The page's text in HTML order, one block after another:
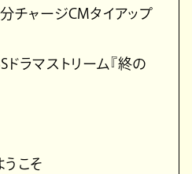
チャージCMタイアップ
ラマストリーム『終の
こそ